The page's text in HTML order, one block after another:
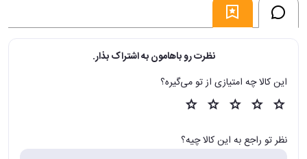
نظرت رو باهامون به اشتراک بذار.
این کالا چه امتیازی از تو می‌گیره؟
نظر تو راجع به این کالا چیه؟